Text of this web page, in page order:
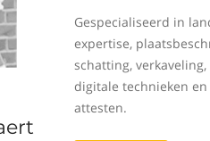
Gespecialiseerd in
expertise,
schatting,
digitale technieken en
attesten.